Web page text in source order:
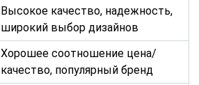
Высокое качество, надежность,
широкий выбор дизайнов
Хорошее соотношение цена/
качество, популярный бренд